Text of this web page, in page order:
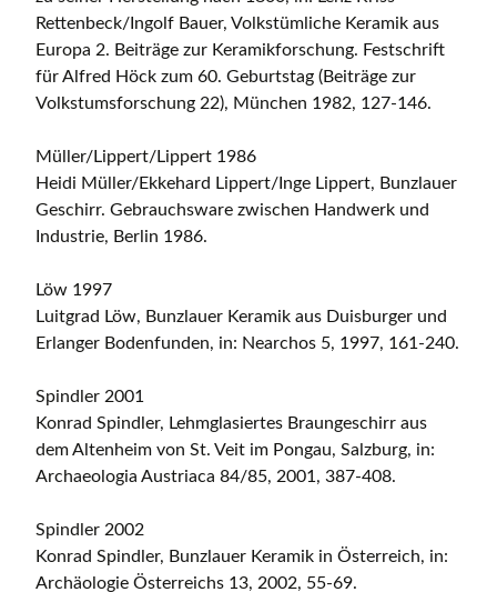
Rettenbeck/Ingolf Bauer, Volkstümliche Keramik aus
Europa 2. Beiträge zur Keramikforschung. Festschrift
für Alfred Höck zum 60. Geburtstag (Beiträge zur
Volkstumsforschung 22), München 1982, 127-146.
Müller/Lippert/Lippert 1986
Heidi Müller/Ekkehard Lippert/Inge Lippert, Bunzlauer
Geschirr. Gebrauchsware zwischen Handwerk und
Industrie, Berlin 1986.
Löw 1997
Luitgrad Löw, Bunzlauer Keramik aus Duisburger und
Erlanger Bodenfunden, in: Nearchos 5, 1997, 161-240.
Spindler 2001
Konrad Spindler, Lehmglasiertes Braungeschirr aus
dem Altenheim von St. Veit im Pongau, Salzburg, in:
Archaeologia Austriaca 84/85, 2001, 387-408.
Spindler 2002
Konrad Spindler, Bunzlauer Keramik in Österreich, in:
Archäologie Österreichs 13, 2002, 55-69.